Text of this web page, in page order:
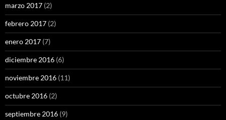
marzo 2017 (2)
febrero 2017 (2)
enero 2017 (7)
diciembre 2016 (6)
noviembre 2016 (11)
octubre 2016 (2)
septiembre 2016 (9)